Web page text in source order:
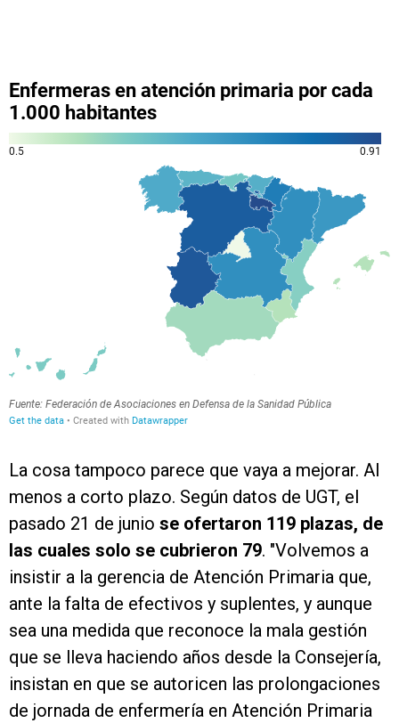
La cosa tampoco parece que vaya a mejorar. Al
menos a corto plazo. Según datos de UGT, el
pasado 21 de junio se ofertaron 119 plazas, de
las cuales solo se cubrieron 79. "Volvemos a
insistir a la gerencia de Atención Primaria que,
ante la falta de efectivos y suplentes, y aunque
sea una medida que reconoce la mala gestión
que se lleva haciendo años desde la Consejería,
insistan en que se autoricen las prolongaciones
de jornada de enfermería en Atención Primaria